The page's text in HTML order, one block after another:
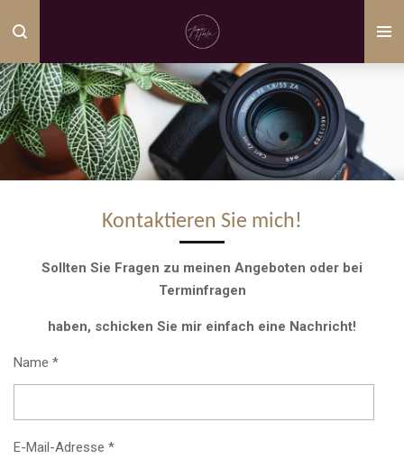
Hauptinhalt
springen
Kontaktieren Sie mich!
Sollten Sie Fragen zu meinen Angeboten oder bei
Terminfragen
haben, schicken Sie mir einfach eine Nachricht!
Name *
E-Mail-Adresse *